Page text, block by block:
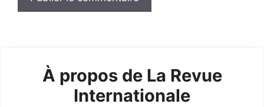
À propos de La Revue
Internationale